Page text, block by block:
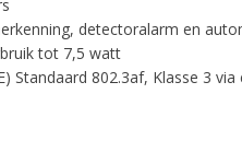
detectoralarm en
tot 7,5 watt
Standaard 802.3af, Klasse 3